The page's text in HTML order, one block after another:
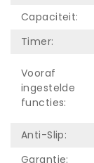
Capaciteit:
Timer:
Vooraf
ingestelde
functies:
Anti-Slip:
Garantie: